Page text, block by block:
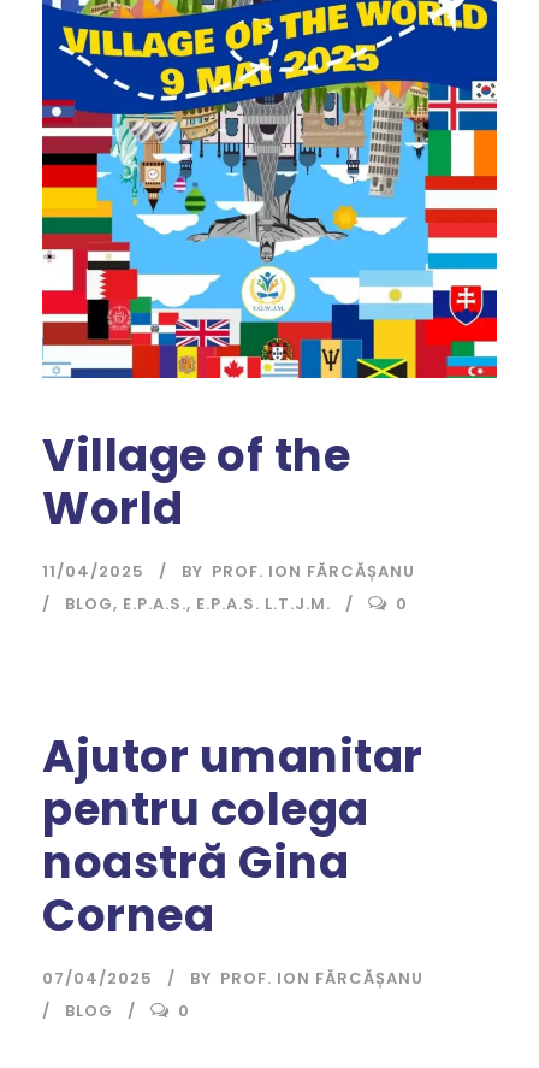
Village of the
World
11/04/2025 BY PROF. ION FĂRCĂȘANU
BLOG, E.P.A.S., E.P.A.S. L.T.J.M. 0
Ajutor umanitar
pentru colega
noastră Gina
Cornea
07/04/2025 BY PROF. ION FĂRCĂȘANU
BLOG
0